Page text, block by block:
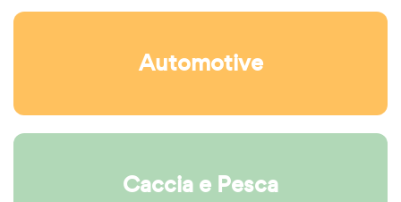
Automotive
Caccia e Pesca